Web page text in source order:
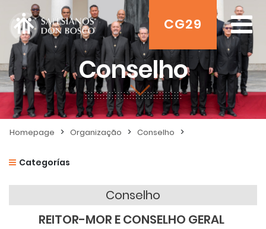
CG29
Conselho
Homepage > Organização > Conselho >
Categorías
Conselho
REITOR-MOR E CONSELHO GERAL